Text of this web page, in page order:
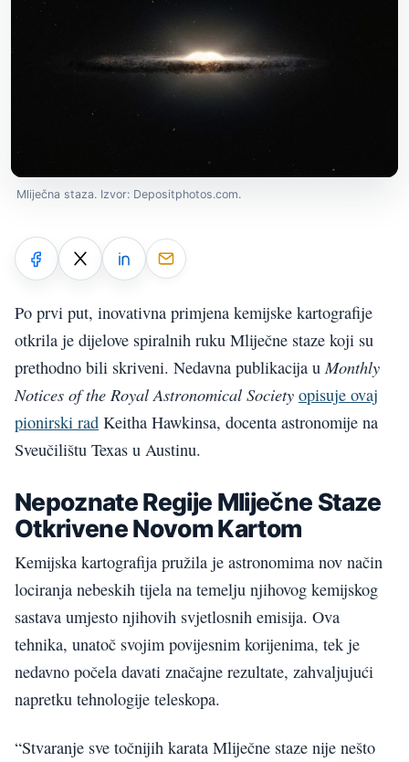
Mliječna staza. Izvor: Depositphotos.com.
Po prvi put, inovativna primjena kemijske kartografije
otkrila je dijelove spiralnih ruku Mliječne staze koji su
prethodno bili skriveni. Nedavna publikacija uMonthly
Notices of the Royal Astronomical Society opisuje ovaj
pionirski rad Keitha Hawkinsa, docenta astronomije na
Sveučilištu Texas u Austinu.
Nepoznate Regije Mliječne Staze
Otkrivene Novom Kartom
Kemijska kartografija pružila je astronomima nov način
lociranja nebeskih tijela na temelju njihovog kemijskog
sastava umjesto njihovih svjetlosnih emisija. Ova
tehnika, unatoč svojim povijesnim korijenima, tek je
nedavno počela davati značajne rezultate, zahvaljujući
napretku tehnologije teleskopa.
“Stvaranje sve točnijih karata Mliječne staze nije nešto